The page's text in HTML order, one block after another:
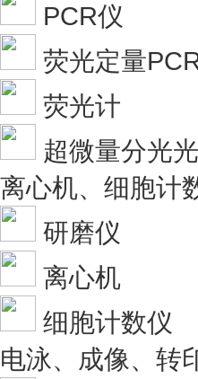
PCR仪
荧光定量
荧光计
超微量分光
离心机、细胞计
研磨仪
离心机
细胞计数仪
电泳、成像、转